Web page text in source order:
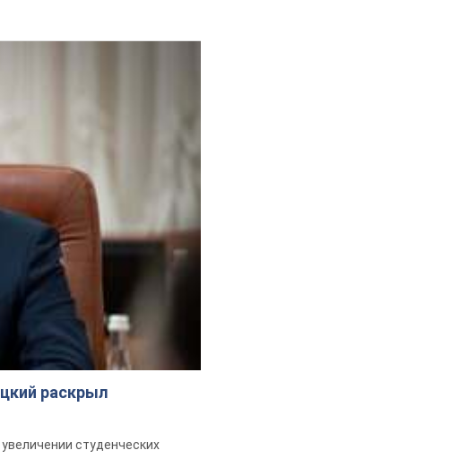
раскрыл
студенческих